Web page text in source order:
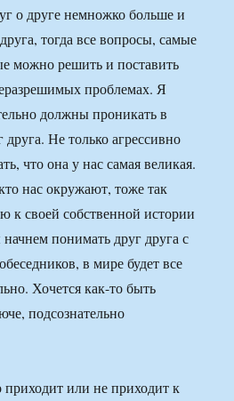
о друге немножко больше и
тогда все вопросы, самые
можно решить и поставить
проблемах. Я
должны проникать в
друга. Не только агрессивно
что она у нас самая великая.
нас окружают, тоже так
к своей собственной истории
понимать друг друга с
в мире будет все
Хочется как-то быть
подсознательно
или не приходит к